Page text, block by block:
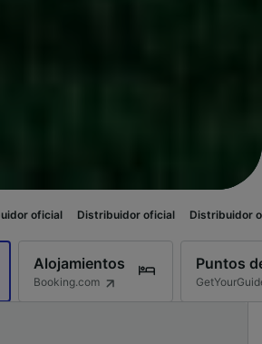
Distribuidor oficial Distribuidor oficial
Alojamientos
Booking.com
Puntos